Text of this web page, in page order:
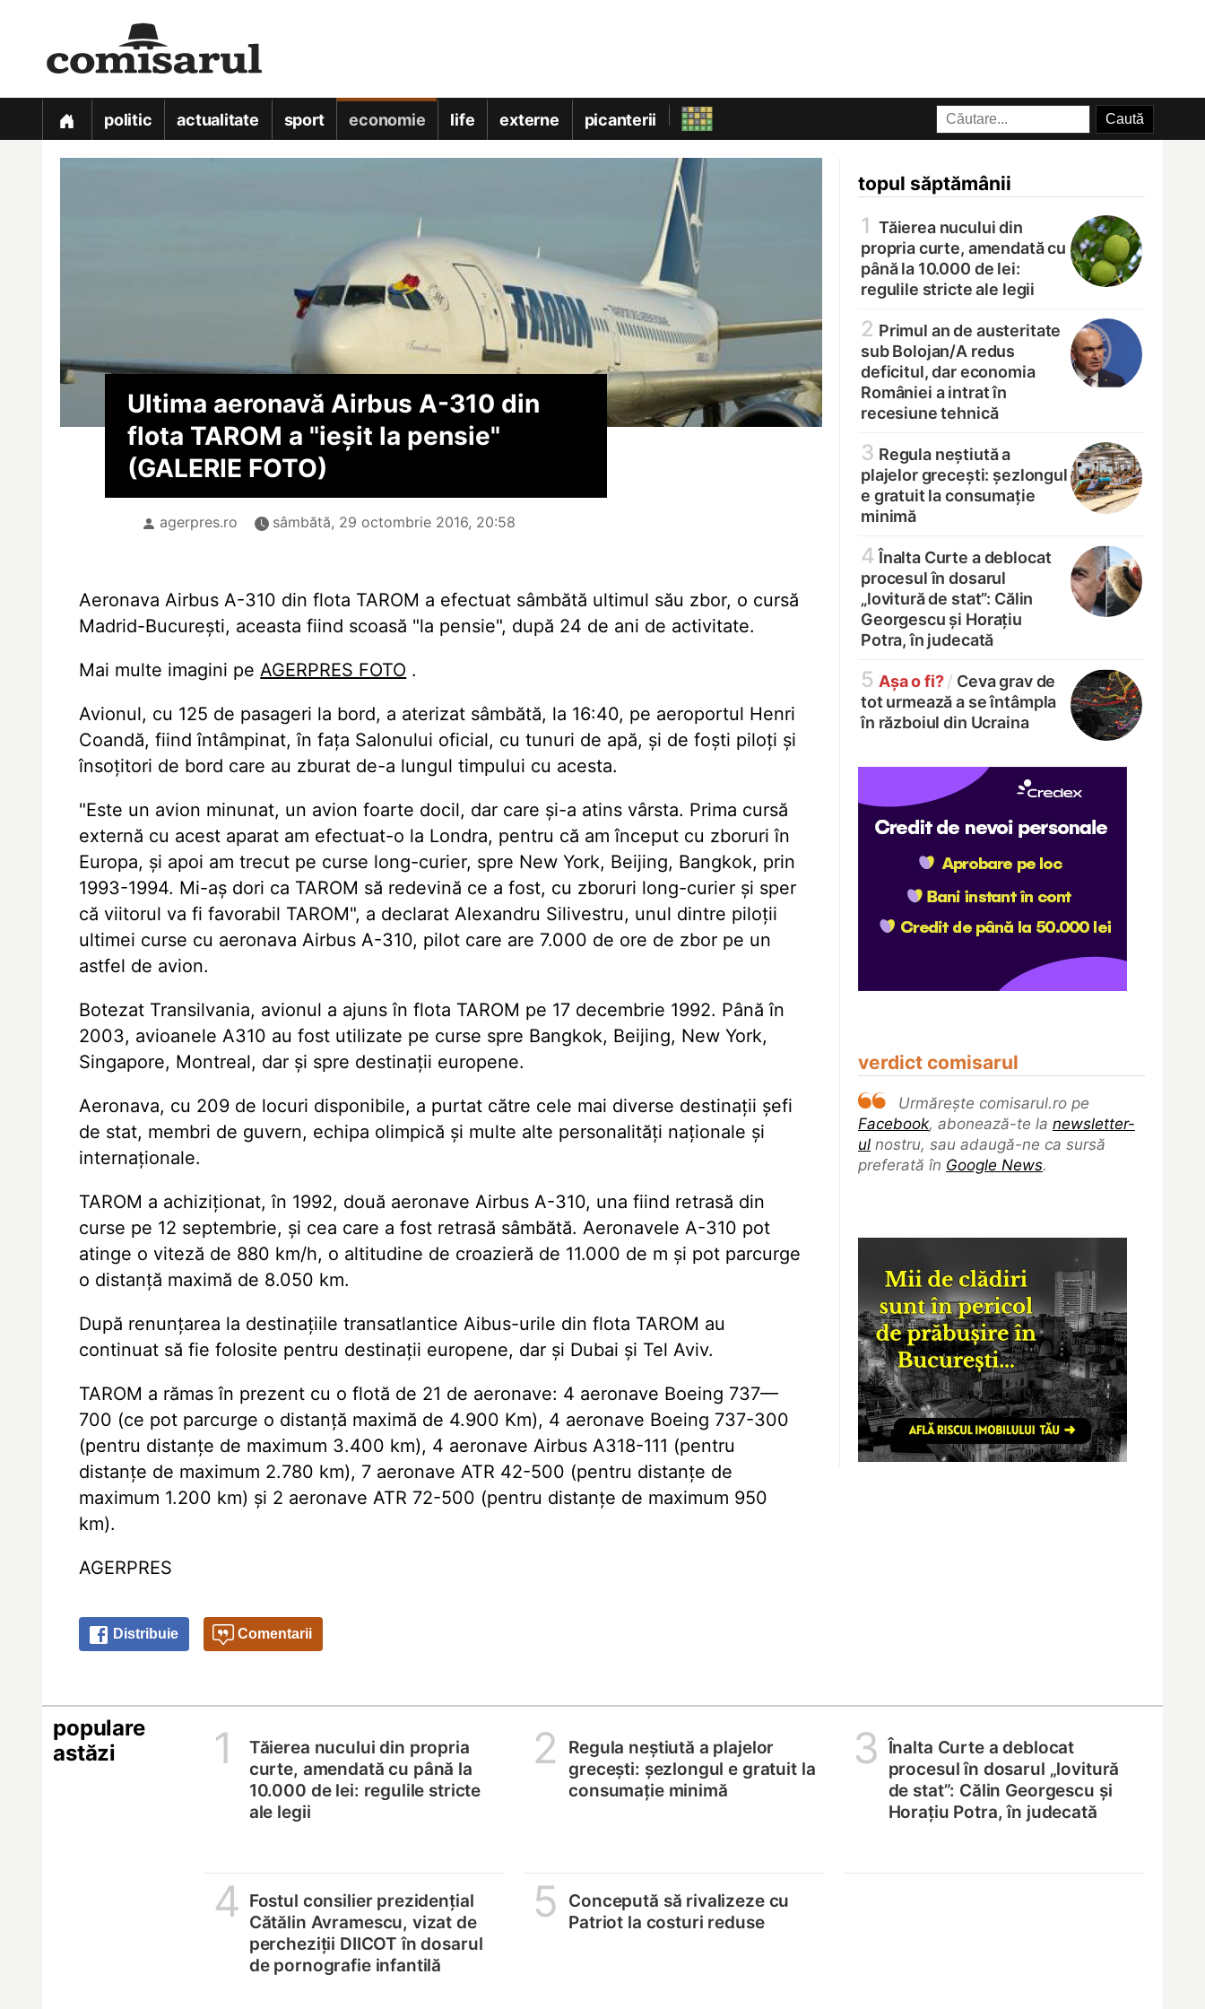
politic actualitate sport economie life externe picanterii
topul săptămânii
1 Tăierea nucului din
propria curte, amendată cu
până la 10.000 de lei:
regulile stricte ale legii
2 Primul an de austeritate
sub Bolojan/A redus
deficitul, dar economia
României a intrat în
recesiune tehnică
3 Regula neștiută a
plajelor grecești: șezlongul
e gratuit la consumație
minimă
4 Înalta Curte a deblocat
procesul în dosarul
„lovitură de stat”: Călin
Georgescu și Horațiu
Potra, în judecată
5 Așa o fi? / Ceva grav de
tot urmează a se întâmpla
în războiul din Ucraina
verdict comisarul
Urmărește comisarul.ro pe
Facebook, abonează-te la newsletter-
ul nostru, sau adaugă-ne ca sursă
preferată în Google News.
Ultima aeronavă Airbus A-310 din
flota TAROM a "ieșit la pensie"
(GALERIE FOTO)
agerpres.ro sâmbătă, 29 octombrie 2016, 20:58
Aeronava Airbus A-310 din flota TAROM a efectuat sâmbătă ultimul său zbor, o cursă
Madrid-București, aceasta fiind scoasă "la pensie", după 24 de ani de activitate.
Mai multe imagini peAGERPRES FOTO .
Avionul, cu 125 de pasageri la bord, a aterizat sâmbătă, la 16:40, pe aeroportul Henri
Coandă, fiind întâmpinat, în fața Salonului oficial, cu tunuri de apă, și de foști piloți și
însoțitori de bord care au zburat de-a lungul timpului cu acesta.
"Este un avion minunat, un avion foarte docil, dar care și-a atins vârsta. Prima cursă
externă cu acest aparat am efectuat-o la Londra, pentru că am început cu zboruri în
Europa, și apoi am trecut pe curse long-curier, spre New York, Beijing, Bangkok, prin
1993-1994. Mi-aș dori ca TAROM să redevină ce a fost, cu zboruri long-curier și sper
că viitorul va fi favorabil TAROM", a declarat Alexandru Silivestru, unul dintre piloții
ultimei curse cu aeronava Airbus A-310, pilot care are 7.000 de ore de zbor pe un
astfel de avion.
Botezat Transilvania, avionul a ajuns în flota TAROM pe 17 decembrie 1992. Până în
2003, avioanele A310 au fost utilizate pe curse spre Bangkok, Beijing, New York,
Singapore, Montreal, dar și spre destinații europene.
Aeronava, cu 209 de locuri disponibile, a purtat către cele mai diverse destinații șefi
de stat, membri de guvern, echipa olimpică și multe alte personalități naționale și
internaționale.
TAROM a achiziționat, în 1992, două aeronave Airbus A-310, una fiind retrasă din
curse pe 12 septembrie, și cea care a fost retrasă sâmbătă. Aeronavele A-310 pot
atinge o viteză de 880 km/h, o altitudine de croazieră de 11.000 de m și pot parcurge
o distanță maximă de 8.050 km.
După renunțarea la destinațiile transatlantice Aibus-urile din flota TAROM au
continuat să fie folosite pentru destinații europene, dar și Dubai și Tel Aviv.
TAROM a rămas în prezent cu o flotă de 21 de aeronave: 4 aeronave Boeing 737—
700 (ce pot parcurge o distanță maximă de 4.900 Km), 4 aeronave Boeing 737-300
(pentru distanțe de maximum 3.400 km), 4 aeronave Airbus A318-111 (pentru
distanțe de maximum 2.780 km), 7 aeronave ATR 42-500 (pentru distanțe de
maximum 1.200 km) și 2 aeronave ATR 72-500 (pentru distanțe de maximum 950
km).
AGERPRES
Distribuie Comentarii
populare
astăzi
1
Tăierea nucului din propria
curte, amendată cu până la
10.000 de lei: regulile stricte
ale legii
2
Regula neștiută a plajelor
grecești: șezlongul e gratuit la
consumație minimă
3
Înalta Curte a deblocat
procesul în dosarul „lovitură
de stat”: Călin Georgescu și
Horațiu Potra, în judecată
4 Fostul consilier prezidențial
Cătălin Avramescu, vizat de
percheziții DIICOT în dosarul
de pornografie infantilă
5
Concepută să rivalizeze cu
Patriot la costuri reduse